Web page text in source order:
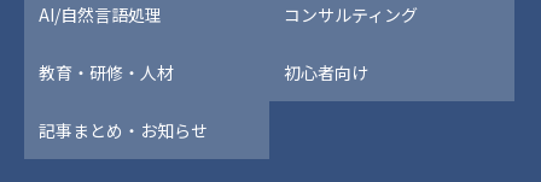
AI/自然言語処理 コンサルティング
教育・研修・人材 初心者向け
記事まとめ・お知らせ